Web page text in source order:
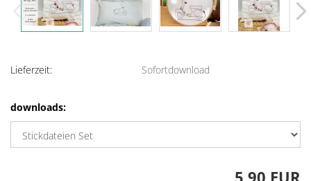
Lieferzeit: Sofortdownload
downloads:
5,90 EUR